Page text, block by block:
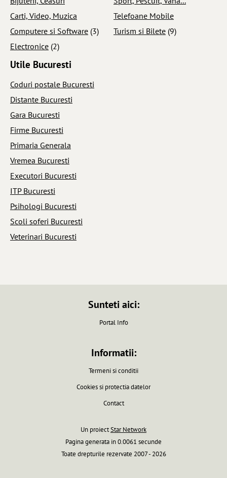
Carti, Video, Muzica
Computere si Software (3)
Electronice (2)
Telefoane Mobile
Turism si Bilete (9)
Utile Bucuresti
Coduri postale Bucuresti
Distante Bucuresti
Gara Bucuresti
Firme Bucuresti
Primaria Generala
Vremea Bucuresti
Executori Bucuresti
ITP Bucuresti
Psihologi Bucuresti
Scoli soferi Bucuresti
Veterinari Bucuresti
Sunteti aici:
Portal Info
Informatii:
Termeni si conditii
Cookies si protectia datelor
Contact
Un proiectStar Network
Pagina generata in 0.0061 secunde
Toate drepturile rezervate 2007 - 2026